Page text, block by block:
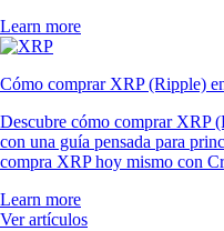
Learn more
Cómo comprar XRP (Ripple)
Descubre cómo comprar XRP
con una guía pensada para
compra XRP hoy mismo con
Learn more
Ver artículos